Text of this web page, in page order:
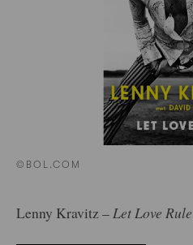
©BOL.COM
Lenny Kravitz –Let Love Rule